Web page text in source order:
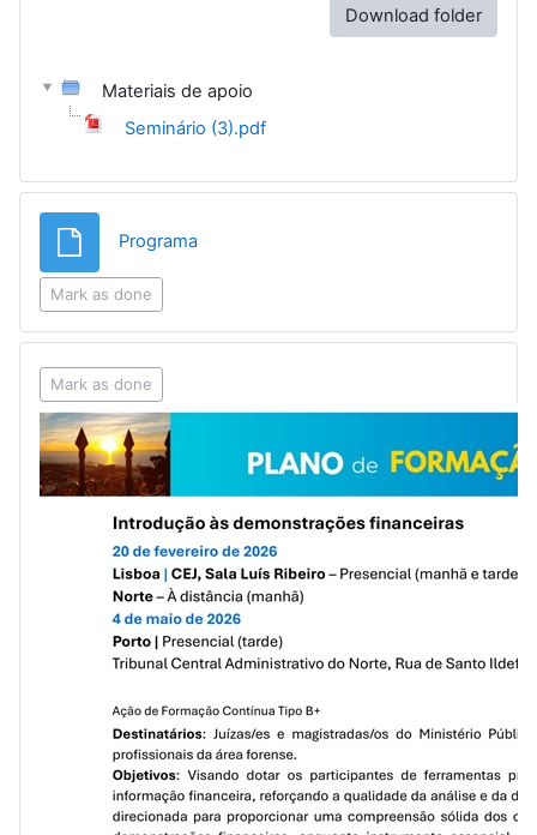
Download folder
Materiais de apoio
Seminário (3).pdf
ProgramaFile
Mark as done
Mark as done